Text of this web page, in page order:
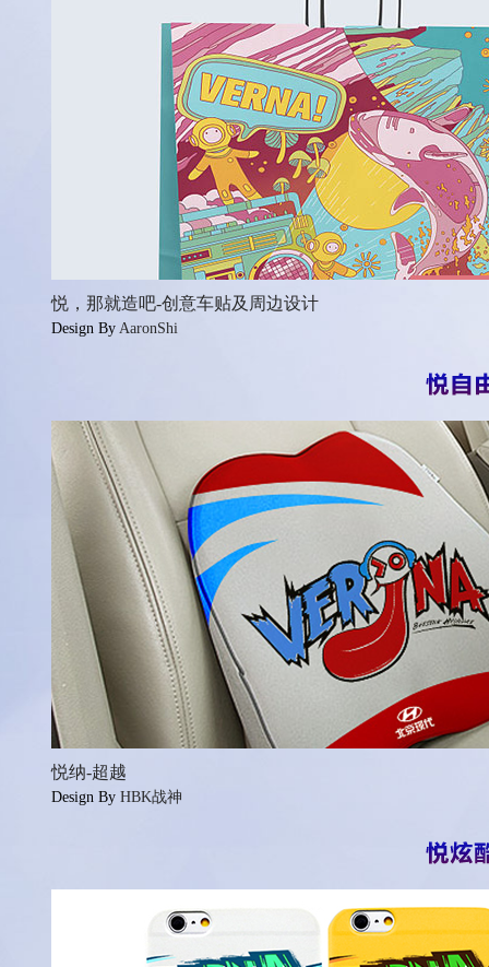
悦，那就造吧-创意车贴及周边设计
Design By AaronShi
悦纳-超越
Design By HBK战神